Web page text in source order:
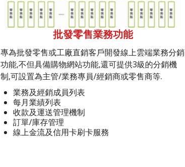
批發零售業務功能
專為批發零售或工廠直銷客戶開發線上雲端業務分銷
功能,不但具備購物網站功能,還可提供3級的分銷機
制,可設置為主管/業務專員/經銷商或零售商等.
業務及經銷成員列表
每月業績列表
收款及運送管理機制
訂單/庫存管理
線上金流及信用卡刷卡服務